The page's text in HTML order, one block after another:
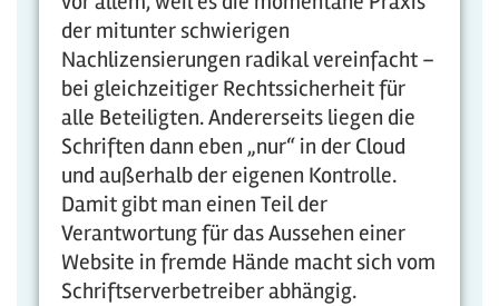
der mitunter schwierigen
Nachlizensierungen radikal vereinfacht –
bei gleichzeitiger Rechtssicherheit für
alle Beteiligten. Andererseits liegen die
Schriften dann eben „nur“ in der Cloud
und außerhalb der eigenen Kontrolle.
Damit gibt man einen Teil der
Verantwortung für das Aussehen einer
Website in fremde Hände macht sich vom
Schriftserverbetreiber abhängig.